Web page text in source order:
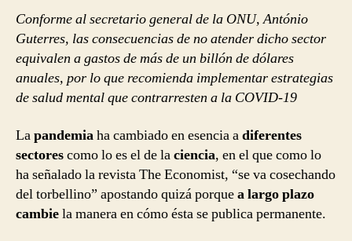
Conforme al secretario general de la ONU, António
Guterres, las consecuencias de no atender dicho sector
equivalen a gastos de más de un billón de dólares
anuales, por lo que recomienda implementar estrategias
de salud mental que contrarresten a la COVID-19
Lapandemiaha cambiado en esencia adiferentes
sectorescomo lo es el de laciencia, en el que como lo
ha señalado la revista The Economist, “se va cosechando
del torbellino” apostando quizá porquea largo plazo
cambiela manera en cómo ésta se publica permanente.